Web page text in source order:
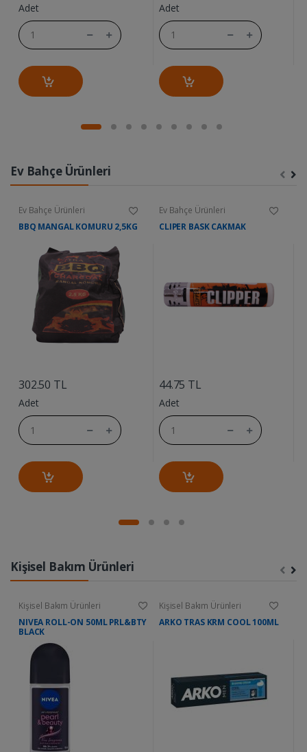
Adet Adet
Ev Bahçe Ürünleri
Ev Bahçe Ürünleri
BBQ MANGAL KOMURU 2,5KG
302.50 TL
Adet
Ev Bahçe Ürünleri
CLIPER BASK CAKMAK
44.75 TL
Adet
Kişisel Bakım Ürünleri
Kişisel Bakım Ürünleri
NIVEA ROLL-ON 50ML PRL&BTY
BLACK
Kişisel Bakım Ürünleri
ARKO TRAS KRM COOL 100ML